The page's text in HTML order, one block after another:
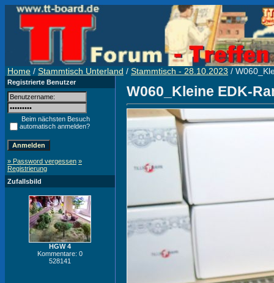
Home / Stammtisch Unterland / Stammtisch - 28.10.2023 /
Registrierte Benutzer
Beim nächsten Besuch
automatisch anmelden?
» Password vergessen »
Registrierung
Zufallsbild
HGW 4
Kommentare: 0
528141
W060_Kleine EDK-